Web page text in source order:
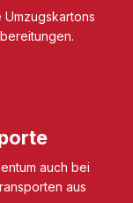
Umzugskartons
auch bei
aus